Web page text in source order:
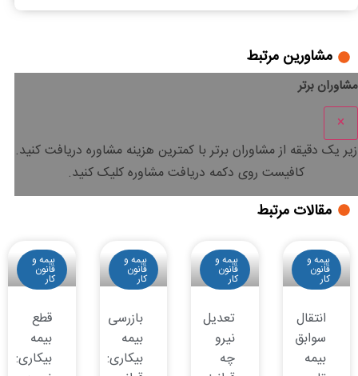
مشاورین مرتبط
مشاوران برتر
×
زیر یک دقیقه از مشاوران برتر باکمترین هزینه مشاوره دریافت کنید.
کافیست روی دکمه دریافت مشاوره کلیک کنید.
مقالات مرتبط
بیمه و
قانون
کار
انتقال
سوابق
بیمه
بیمه و
قانون
کار
تعدیل
نیرو
چه
بیمه و
قانون
کار
بازرسی
بیمه
بیکاری:
بیمه و
قانون
کار
قطع
بیمه
بیکاری: